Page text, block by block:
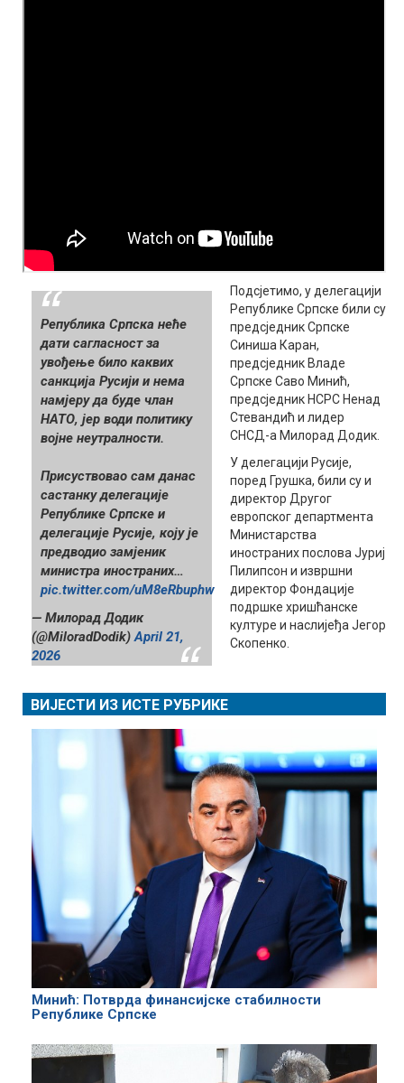
Република Српска неће
дати сагласност за
увођење било каквих
санкција Русији и нема
намјеру да буде члан
НАТО, јер води политику
војне неутралности.
Присуствовао сам данас
састанку делегације
Републике Српске и
делегације Русије, коју је
предводио замјеник
министра иностраних…
pic.twitter.com/uM8eRbuphw
— Милорад Додик
(@MiloradDodik)April 21,
2026
Подсјетимо, у делегацији
Републике Српске били су
предсједник Српске
Синиша Каран,
предсједник Владе
Српске Саво Минић,
предсједник НСРС Ненад
Стевандић и лидер
СНСД-а Милорад Додик.
У делегацији Русије,
поред Грушка, били су и
директор Другог
европског департмента
Министарства
иностраних послова Јуриј
Пилипсон и извршни
директор Фондације
подршке хришћанске
културе и наслијеђа Јегор
Скопенко.
ВИЈЕСТИ ИЗ ИСТЕ РУБРИКЕ
Минић: Потврда финансијске стабилности
Републике Српске